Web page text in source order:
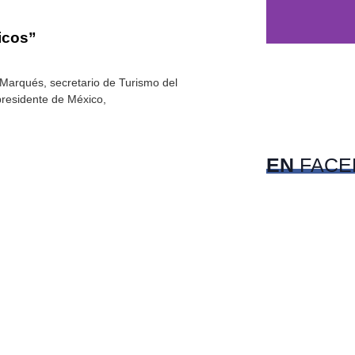
secretario de Turismo del
de México,
EN